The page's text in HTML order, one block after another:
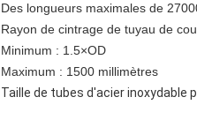
Des longueurs maximales de
Rayon de cintrage de tuyau de
Minimum : 1.5×OD
Maximum : 1500 millimètres
Taille de tubes d'acier inoxydable